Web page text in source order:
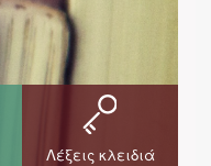
Λέξεις κλειδιά